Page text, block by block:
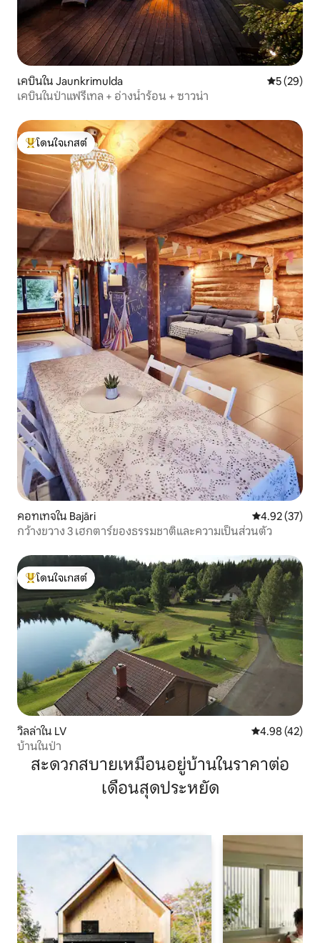
เคบินใน Jaunkrimulda คะแนนเฉลี่
5 (29)
เคบินในป่าแฟรี่เทล + อ่างน้ำร้อน + ซาวน่า
โดนใจเกสต์ที่สุด
โดนใจเกสต์
คอทเทจใน Bajāri คะแนนเฉลี่ย
4.92 (37)
กว้างขวาง 3 เฮกตาร์ของธรรมชาติและความเป็นส่วนตัว
โดนใจเกสต์ที่สุด
โดนใจเกสต์
วิลล่าใน LV คะแนนเฉลี่ย
4.98 (42)
บ้านในป่า
สะดวกสบายเหมือนอยู่บ้านในราคาต่อ
เดือนสุดประหยัด